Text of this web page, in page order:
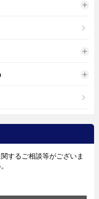
するご相談等がございま